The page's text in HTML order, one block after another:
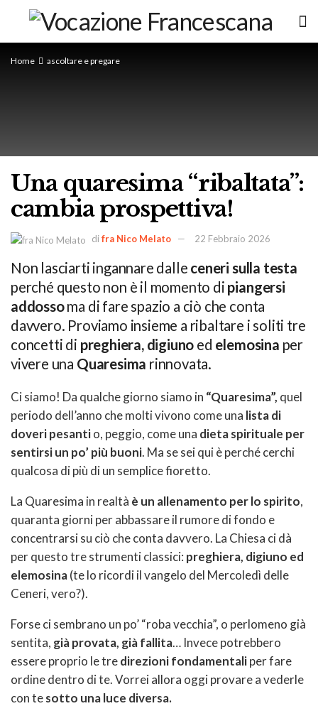
Home ascoltare e pregare
Una quaresima “ribaltata”:
cambia prospettiva!
difra Nico Melato 22 Febbraio 2026
Non lasciarti ingannare dalle ceneri sulla testa
perché questo non è il momento di piangersi
addossoma di fare spazio a ciò che conta
davvero. Proviamo insieme a ribaltare i soliti tre
concetti di preghiera, digiuno ed elemosina per
vivere una Quaresima rinnovata.
Ci siamo! Da qualche giorno siamo in “Quaresima”, quel
periodo dell’anno che molti vivono come una lista di
doveri pesantio, peggio, come una dieta spirituale per
sentirsi un po’ più buoni. Ma se sei qui è perché cerchi
qualcosa di più di un semplice fioretto.
La Quaresima in realtà è un allenamento per lo spirito,
quaranta giorni per abbassare il rumore di fondo e
concentrarsi su ciò che conta davvero. La Chiesa ci dà
per questo tre strumenti classici: preghiera, digiuno ed
elemosina(te lo ricordi il vangelo del Mercoledì delle
Ceneri, vero?).
Forse ci sembrano un po’ “roba vecchia”, o perlomeno già
sentita, già provata, già fallita… Invece potrebbero
essere proprio le tredirezioni fondamentaliper fare
ordine dentro di te. Vorrei allora oggi provare a vederle
con tesotto una luce diversa.